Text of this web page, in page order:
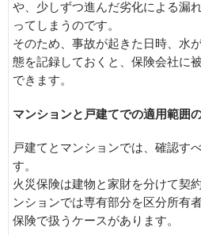
や、少しずつ進んだ劣化による漏
ってしまうのです。
そのため、事故が起きた日時、水
態を記録しておくと、保険会社に
できます。
マンションと戸建てでの適用範囲
戸建てとマンションでは、確認す
す。
火災保険は建物と家財を分けて契
ンションでは専有部分を区分所有
保険で扱うケースがあります。